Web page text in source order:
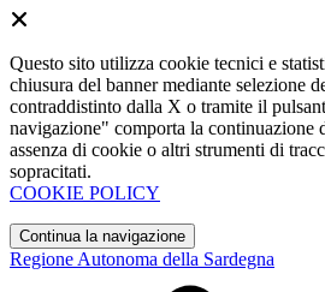
Questo sito utilizza cookie tecnici e
chiusura del banner mediante selezione
contraddistinto dalla X o tramite il
navigazione" comporta la continuazione
assenza di cookie o altri strumenti di
sopracitati.
COOKIE POLICY
Continua la navigazione
Regione Autonoma della Sardegna